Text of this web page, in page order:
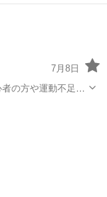
ことをしたい方是
7月8日